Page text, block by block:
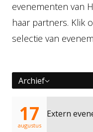
evenementen van
haar partners. Klik
selectie van
Archief
17
augustus
Extern